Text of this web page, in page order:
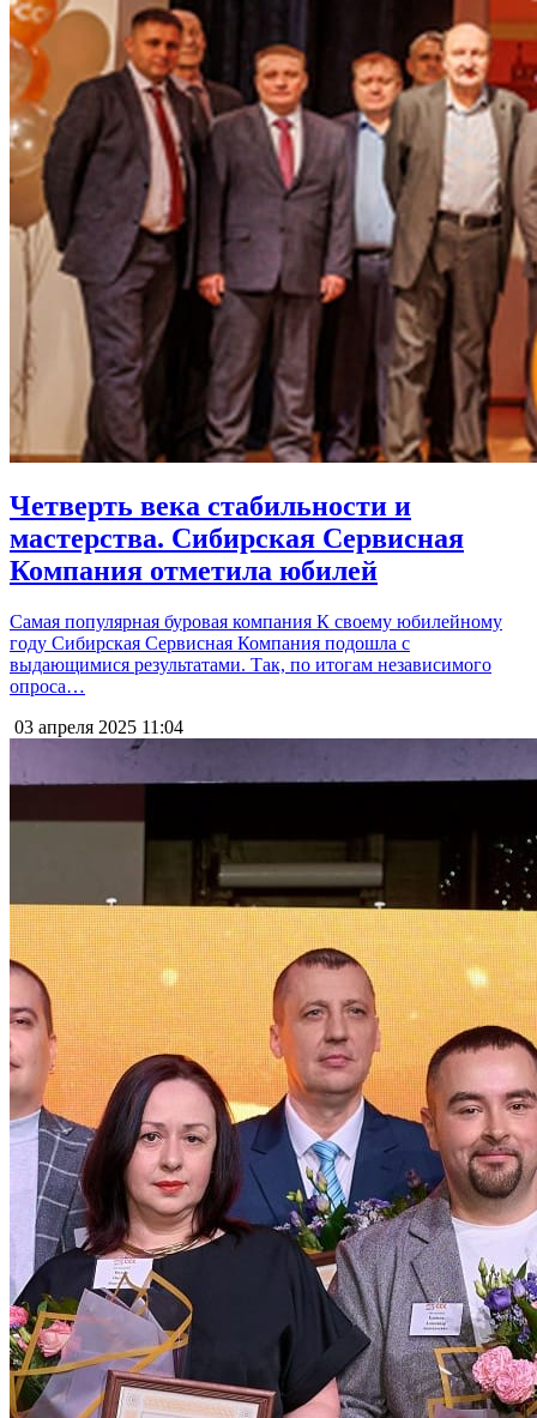
Четверть века стабильности и
мастерства. Сибирская Сервисная
Компания отметила юбилей
Самая популярная буровая компания К своему юбилейному
году Сибирская Сервисная Компания подошла с
выдающимися результатами. Так, по итогам независимого
опроса…
03 апреля 2025 11:04